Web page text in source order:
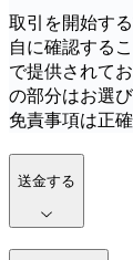
取引を開始す
自に確認する
で提供されて
の部分はお選
免責事項は正
送金する